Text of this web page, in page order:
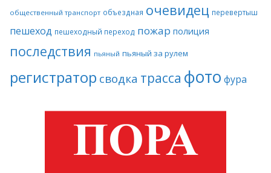
общественный транспорт объездная очевидец перевертыш
пешеход пешеходный переход пожар полиция
последствия пьяный пьяный за рулем
регистратор сводка трасса фото фура